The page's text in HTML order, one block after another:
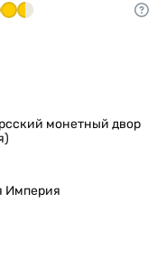
монетный двор
Империя